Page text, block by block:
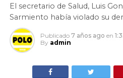
El secretario de Salud, Luis
Sarmiento había violado su
Publicado 7 años ago en
By admin